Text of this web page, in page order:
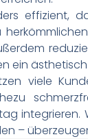
ein
viele
–